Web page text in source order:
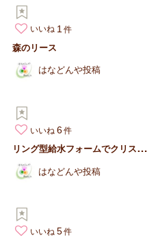
いいね 1
森のリース
はなどんや投稿
いいね 6
リ
ング型給水フォームでクリスマスリース
はなどんや投稿
いいね 5